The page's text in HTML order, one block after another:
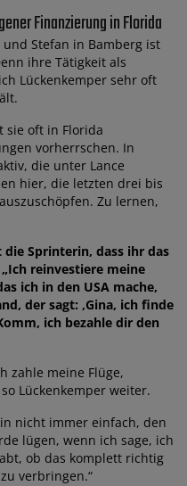
Finanzierung in Florida
und Stefan in Bamberg ist
ihre Tätigkeit als
Lückenkemper sehr oft
sie oft in Florida
vorherrschen. In
die unter Lance
hier, die letzten drei bis
Zu lernen,
Sprinterin, dass ihr das
reinvestiere meine
ich in den USA mache,
der sagt: ‚Gina, ich finde
ich bezahle dir den
zahle meine Flüge,
Lückenkemper weiter.
nicht immer einfach, den
lügen, wenn ich sage, ich
ob das komplett richtig
verbringen.“